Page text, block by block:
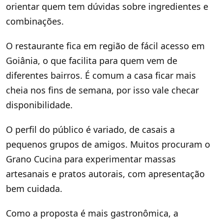
orientar quem tem dúvidas sobre ingredientes e
combinações.
O restaurante fica em região de fácil acesso em
Goiânia, o que facilita para quem vem de
diferentes bairros. É comum a casa ficar mais
cheia nos fins de semana, por isso vale checar
disponibilidade.
O perfil do público é variado, de casais a
pequenos grupos de amigos. Muitos procuram o
Grano Cucina para experimentar massas
artesanais e pratos autorais, com apresentação
bem cuidada.
Como a proposta é mais gastronômica, a